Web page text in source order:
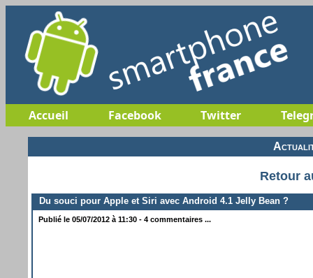
Accueil Facebook Twitter
Retour
Du souci pour Apple et Siri avec Android 4.1 Jelly Bean ?
Publié le 05/07/2012 à 11:30 - 4 commentaires ...